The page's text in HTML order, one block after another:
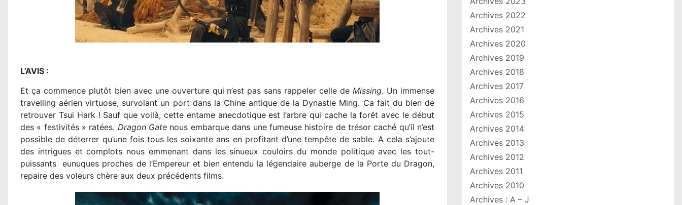
L’AVIS :
Et ça commence plutôt bien avec une ouverture qui n’est pas sans rappeler celle deMissing. Un immense
travelling aérien virtuose, survolant un port dans la Chine antique de la Dynastie Ming. Ca fait du bien de
retrouver Tsui Hark ! Sauf que voilà, cette entame anecdotique est l’arbre qui cache la forêt avec le début
des « festivités » ratées. Dragon Gate nous embarque dans une fumeuse histoire de trésor caché qu’il n’est
possible de déterrer qu’une fois tous les soixante ans en profitant d’une tempête de sable. A cela s’ajoute
des intrigues et complots nous emmenant dans les sinueux couloirs du monde politique avec les tout-
puissants eunuques proches de l’Empereur et bien entendu la légendaire auberge de la Porte du Dragon,
repaire des voleurs chère aux deux précédents films.
Archives 2022
Archives 2021
Archives 2020
Archives 2019
Archives 2018
Archives 2017
Archives 2016
Archives 2015
Archives 2014
Archives 2013
Archives 2012
Archives 2011
Archives 2010
Archives : A – J